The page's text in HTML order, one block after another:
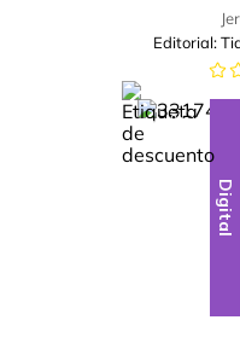
Editorial:
-18%
Digital